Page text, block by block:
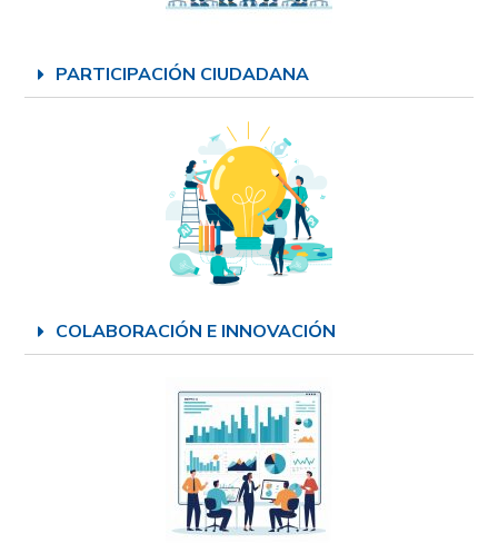
PARTICIPACIÓN CIUDADANA
COLABORACIÓN E INNOVACIÓN